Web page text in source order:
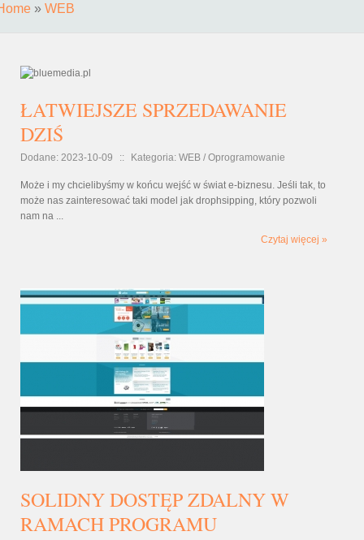
» WEB
ŁATWIEJSZE SPRZEDAWANIE
DZIŚ
Dodane: 2023-10-09 :: Kategoria: WEB / Oprogramowanie
Może i my chcielibyśmy w końcu wejść w świat e-biznesu. Jeśli tak, to
może nas zainteresować taki model jak drophsipping, który pozwoli
nam na ...
Czytaj więcej »
SOLIDNY DOSTĘP ZDALNY W
RAMACH PROGRAMU